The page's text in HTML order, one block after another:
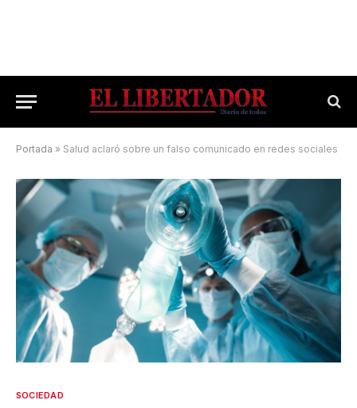
Portada » Salud aclaró sobre un falso comunicado en redes sociales
SOCIEDAD